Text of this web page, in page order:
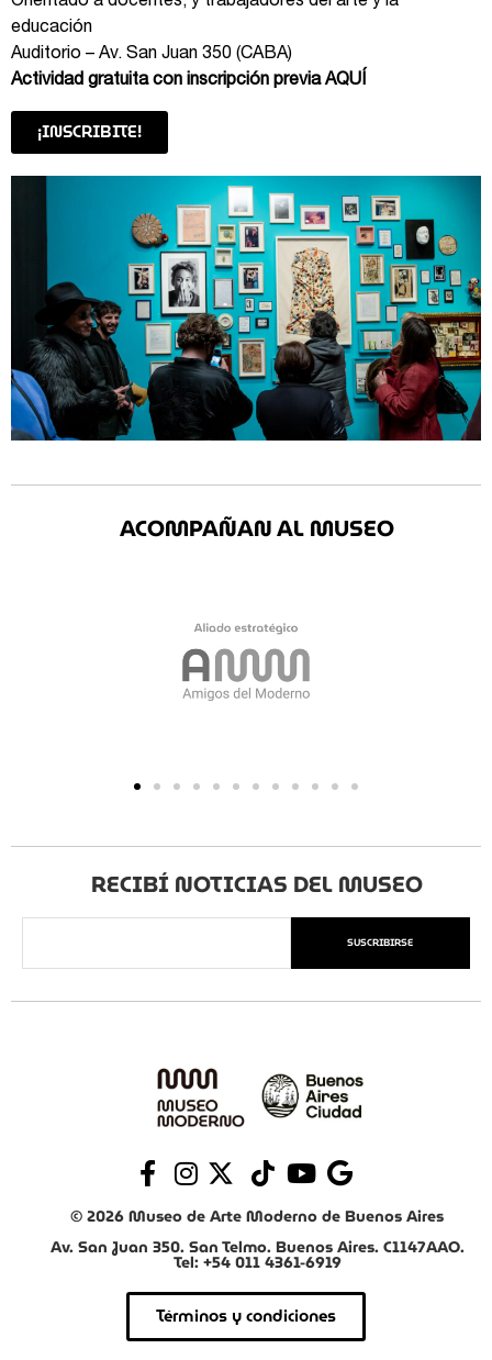
educación
Auditorio – Av. San Juan 350 (CABA)
Actividad gratuita con inscripción previaAQUÍ
¡INSCRIBITE!
ACOMPAÑAN AL MUSEO
RECIBÍ NOTICIAS DEL MUSEO
SUSCRIBIRSE
© 2026 Museo de Arte Moderno de Buenos Aires
Av. San Juan 350. San Telmo. Buenos Aires. C1147AAO.
Tel: +54 011 4361-6919
Términos y condiciones